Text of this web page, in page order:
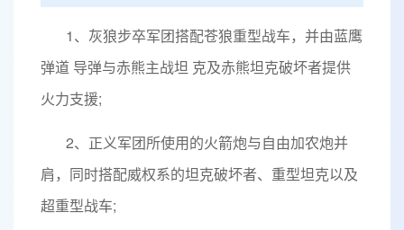
1、灰狼步卒军团搭配苍狼重型战车，并由蓝鹰
弹道 导弹与赤熊主战坦 克及赤熊坦克破坏者提供
火力支援;
2、正义军团所使用的火箭炮与自由加农炮并
肩，同时搭配威权系的坦克破坏者、重型坦克以及
超重型战车;